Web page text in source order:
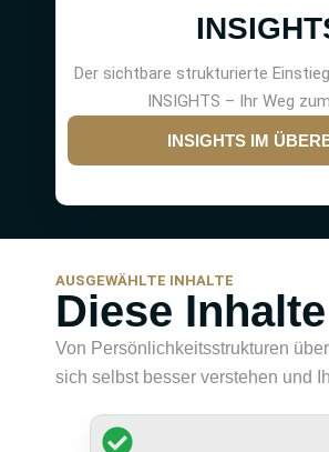
Der sichtbare strukturierte
INSIGHTS – Ihr Weg
INSIGHTS IM
AUSGEWÄHLTE INHALTE
Diese
Von Persönlichkeitsstrukturen
sich selbst besser verstehen und